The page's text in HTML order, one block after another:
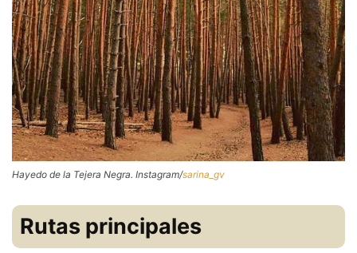
Hayedo de la Tejera Negra. Instagram/sarina_gv
Rutas principales